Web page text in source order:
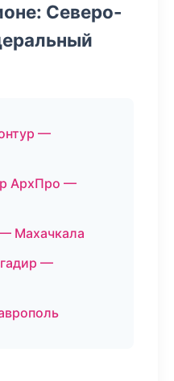
Северо-
—
АрхПро —
Махачкала
—